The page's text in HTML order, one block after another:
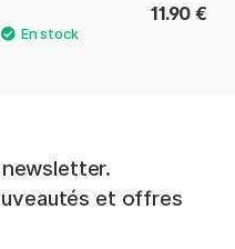
11.90 €
et offres